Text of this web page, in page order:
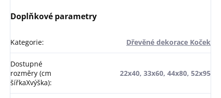
Doplňkové parametry
Kategorie: Dřevěné dekorace Koček
Dostupné
rozměry (cm
šířkaXvýška):
22x40, 33x60, 44x80, 52x95